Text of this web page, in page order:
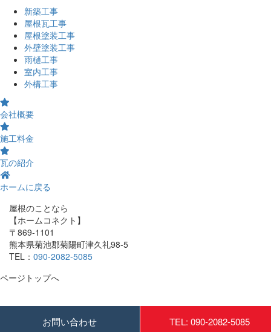
お問い合わせ TEL: 090-2082-5085
新築工事
屋根瓦工事
屋根塗装工事
外壁塗装工事
雨樋工事
室内工事
外構工事
会社概要
施工料金
瓦の紹介
ホームに戻る
屋根のことなら
【ホームコネクト】
〒869-1101
熊本県菊池郡菊陽町津久礼98-5
TEL： 090-2082-5085
ページトップへ